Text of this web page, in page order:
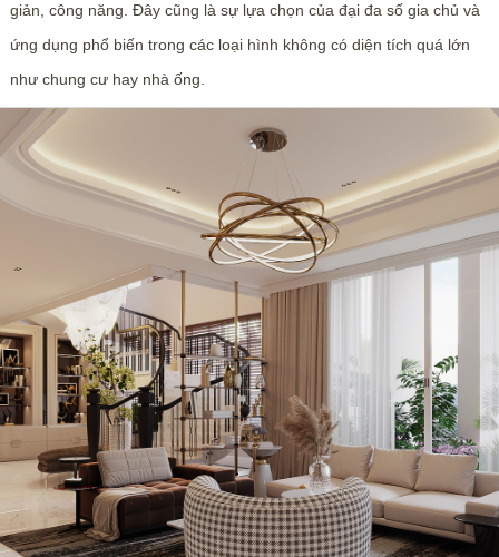
giản, công năng. Đây cũng là sự lựa chọn của đại đa số gia chủ và
ứng dụng phổ biến trong các loại hình không có diện tích quá lớn
như chung cư hay nhà ống.